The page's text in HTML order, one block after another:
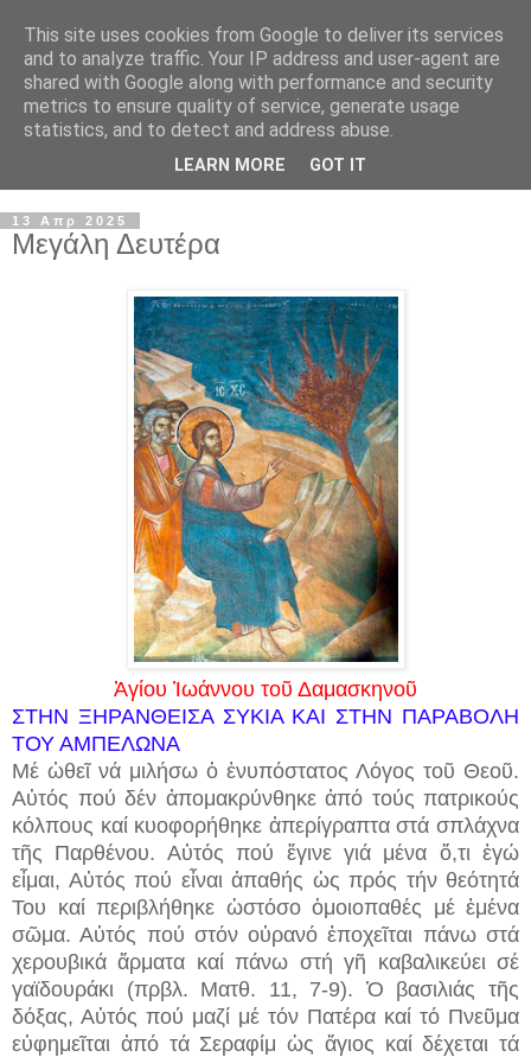
13 Απρ 2025
Μεγάλη Δευτέρα
Ἁγίου Ἰωάννου τοῦ Δαμασκηνοῦ
ΣΤΗΝ ΞΗΡΑΝΘΕΙΣΑ ΣΥΚΙΑ ΚΑΙ ΣΤΗΝ ΠΑΡΑΒΟΛΗ
ΤΟΥ ΑΜΠΕΛΩΝΑ
Μέ ὠθεῖ νά μιλήσω ὁ ἐνυπόστατος Λόγος τοῦ Θεοῦ.
Αὐτός πού δέν ἀπομακρύνθηκε ἀπό τούς πατρικούς
κόλπους καί κυοφορήθηκε ἀπερίγραπτα στά σπλάχνα
τῆς Παρθένου. Αὐτός πού ἔγινε γιά μένα ὅ,τι ἐγώ
εἶμαι, Αὐτός πού εἶναι ἀπαθής ὡς πρός τήν θεότητά
Του καί περιβλήθηκε ὡστόσο ὁμοιοπαθές μέ ἐμένα
σῶμα. Αὐτός πού στόν οὐρανό ἐποχεῖται πάνω στά
χερουβικά ἅρματα καί πάνω στή γῆ καβαλικεύει σέ
γαϊδουράκι (πρβλ. Ματθ. 11, 7-9). Ὁ βασιλιάς τῆς
δόξας, Αὐτός πού μαζί μέ τόν Πατέρα καί τό Πνεῦμα
εὐφημεῖται ἀπό τά Σεραφίμ ὡς ἅγιος καί δέχεται τά
This site uses cookies from Google to deliver its services
and to analyze traffic. Your IP address and user-agent are
shared with Google along with performance and security
metrics to ensure quality of service, generate usage
statistics, and to detect and address abuse.
LEARN MORE GOT IT